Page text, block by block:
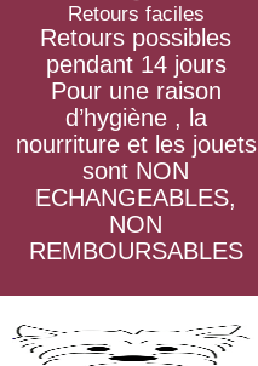
Retours faciles
Retours possibles
pendant 14 jours
Pour une raison
d’hygiène , la
nourriture et les jouets
sont NON
ECHANGEABLES,
NON
REMBOURSABLES